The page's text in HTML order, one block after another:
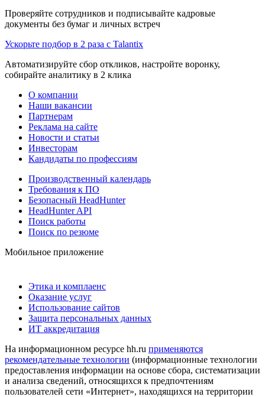
Проверяйте сотрудников и подписывайте кадровые
документы без бумаг и личных встреч
Ускорьте подбор в 2 раза с Talantix
Автоматизируйте сбор откликов, настройте воронку,
собирайте аналитику в 2 клика
О компании
Наши вакансии
Партнерам
Реклама на сайте
Новости и статьи
Инвесторам
Кандидаты по профессиям
Производственный календарь
Требования к ПО
Безопасный HeadHunter
HeadHunter API
Поиск работы
Поиск по резюме
Мобильное приложение
Этика и комплаенс
Оказание услуг
Использование сайтов
Защита персональных данных
ИТ аккредитация
На информационном ресурсе hh.ru применяются
рекомендательные технологии (информационные технологии
предоставления информации на основе сбора, систематизации
и анализа сведений, относящихся к предпочтениям
пользователей сети «Интернет», находящихся на территории